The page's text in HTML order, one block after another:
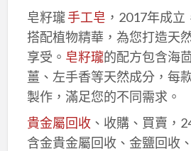
皂籽瓏手工皂 ，2017年成立
搭配植物精華，為您打造天
享受。 皂籽瓏的配方包含海
薑、左手香等天然成分，每
製作，滿足您的不同需求。
貴金屬回收、收購、買賣，
含金貴金屬回收、金鹽回收